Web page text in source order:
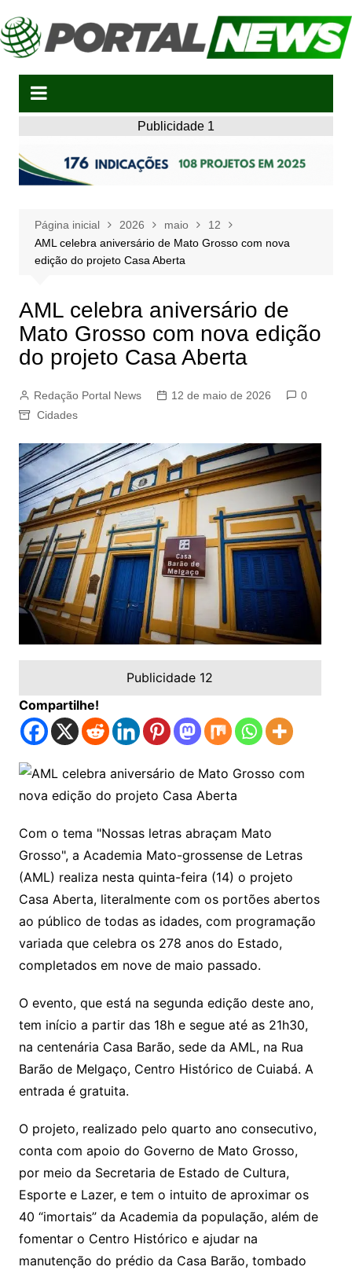
para
o
Publicidade 1
Página inicial 2026 maio
12
AML celebra aniversário de Mato Grosso com nova
edição do projeto Casa Aberta
AML celebra aniversário de
Mato Grosso com nova edição
do projeto Casa Aberta
Redação Portal News 12 de maio de 2026
0
Cidades
Publicidade 12
Compartilhe!
Com o tema "Nossas letras abraçam Mato
Grosso", a Academia Mato-grossense de Letras
(AML) realiza nesta quinta-feira (14) o projeto
Casa Aberta, literalmente com os portões abertos
ao público de todas as idades, com programação
variada que celebra os 278 anos do Estado,
completados em nove de maio passado.
O evento, que está na segunda edição deste ano,
tem início a partir das 18h e segue até as 21h30,
na centenária Casa Barão, sede da AML, na Rua
Barão de Melgaço, Centro Histórico de Cuiabá. A
entrada é gratuita.
O projeto, realizado pelo quarto ano consecutivo,
conta com apoio do Governo de Mato Grosso,
por meio da Secretaria de Estado de Cultura,
Esporte e Lazer, e tem o intuito de aproximar os
40 “imortais” da Academia da população, além de
fomentar o Centro Histórico e ajudar na
manutenção do prédio da Casa Barão, tombado